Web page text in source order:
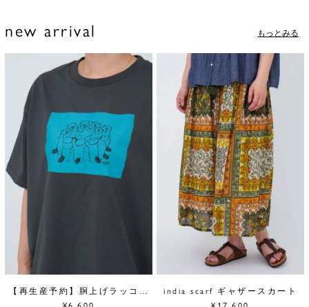
new arrival
【再生産予約】胴上げラッコ BOX Tシャツ
india scarf ギャザースカート
もっとみる